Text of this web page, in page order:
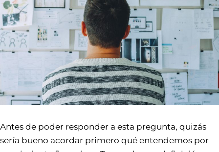
Antes de poder responder a esta pregunta, quizás
sería bueno acordar primero qué entendemos por